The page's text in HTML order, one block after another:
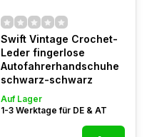
Swift Vintage Crochet-
Leder fingerlose
Autofahrerhandschuhe
schwarz-schwarz
Auf Lager
1-3 Werktage für DE & AT